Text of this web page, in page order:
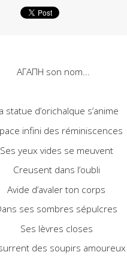
ΑΓΑΠΗ son nom...
statue d’orichalque s’anime
infini des réminiscences
Ses yeux vides se meuvent
Creusent dans l’oubli
Avide d’avaler ton corps
ses sombres sépulcres
Ses lèvres closes
des soupirs amoureux